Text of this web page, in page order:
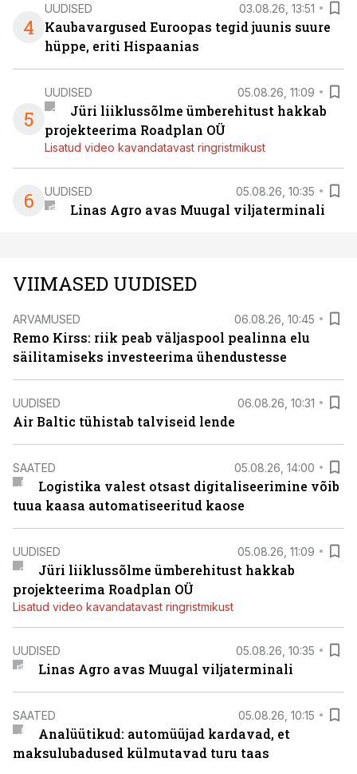
4
UUDISED 03.08.26, 13:51
Kaubavargused Euroopas tegid juunis suure
hüppe, eriti Hispaanias
5
UUDISED 05.08.26, 11:09
Jüri liiklussõlme ümberehitust hakkab
projekteerima Roadplan OÜ
Lisatud video kavandatavast ringristmikust
6 UUDISED 05.08.26, 10:35
Linas Agro avas Muugal viljaterminali
VIIMASED UUDISED
ARVAMUSED 06.08.26, 10:45
Remo Kirss: riik peab väljaspool pealinna elu
säilitamiseks investeerima ühendustesse
UUDISED 06.08.26, 10:31
Air Baltic tühistab talviseid lende
SAATED 05.08.26, 14:00
Logistika valest otsast digitaliseerimine võib
tuua kaasa automatiseeritud kaose
UUDISED 05.08.26, 11:09
Jüri liiklussõlme ümberehitust hakkab
projekteerima Roadplan OÜ
Lisatud video kavandatavast ringristmikust
UUDISED 05.08.26, 10:35
Linas Agro avas Muugal viljaterminali
SAATED 05.08.26, 10:15
Analüütikud: automüüjad kardavad, et
maksulubadused külmutavad turu taas